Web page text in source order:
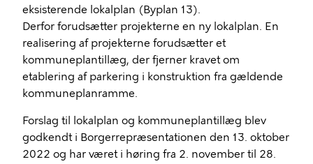
eksisterende lokalplan (Byplan 13).
Derfor forudsætter projekterne en ny lokalplan. En
realisering af projekterne forudsætter et
kommuneplantillæg, der fjerner kravet om
etablering af parkering i konstruktion fra gældende
kommuneplanramme.
Forslag til lokalplan og kommuneplantillæg blev
godkendt i Borgerrepræsentationen den 13. oktober
2022 og har været i høring fra 2. november til 28.